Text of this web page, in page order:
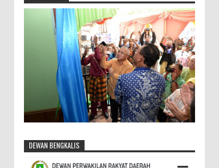
DEWAN BENGKALIS